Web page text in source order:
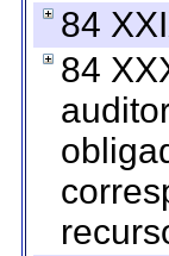
84
84